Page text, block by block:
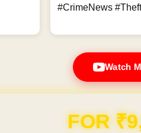
#CrimeNews
Watch
FOR